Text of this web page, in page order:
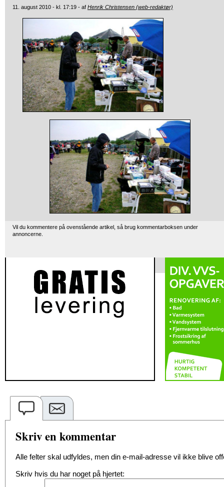
11. august 2010 - kl. 17:19 - af Henrik Christensen (web-redaktør)
Vil du kommentere på ovenstående artikel, så brug kommentarboksen under
annoncerne.
Skriv en kommentar
Alle felter skal udfyldes, men din e-mail-adresse vil ikke blive
Skriv hvis du har noget på hjertet: